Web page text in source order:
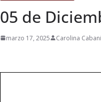
05 de
marzo 17, 2025 Carolina